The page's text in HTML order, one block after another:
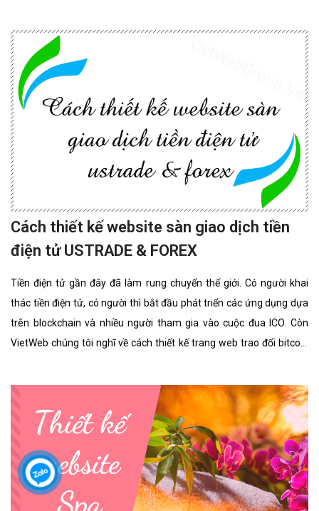
Cách thiết kế website sàn giao dịch tiền
điện tử USTRADE & FOREX
Tiền điện tử gần đây đã làm rung chuyển thế giới. Có người khai
thác tiền điện tử, có người thì bắt đầu phát triển các ứng dụng dựa
trên blockchain và nhiều người tham gia vào cuộc đua ICO. Còn
VietWeb chúng tôi nghĩ về cách thiết kế trang web trao đổi bitcoin